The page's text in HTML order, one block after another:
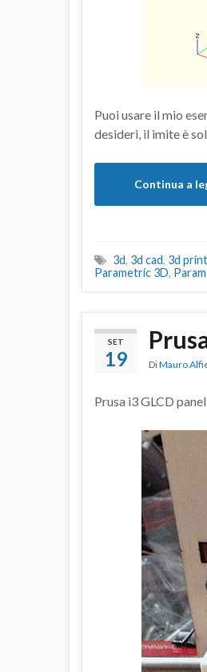
Puoi usare il mio
desideri, il imite è
Continua a
3d, 3d cad, 3d print
Parametric 3D,
SET
19 DiMauro
Prusa i3 GLCD